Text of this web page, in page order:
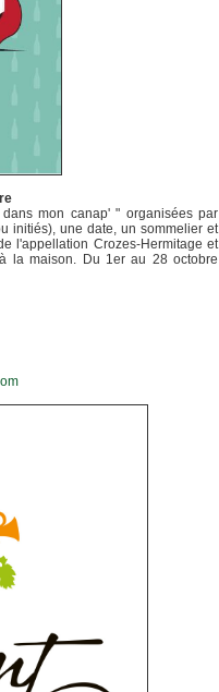
mon canap' " organisées par
initiés), une date, un sommelier et
l'appellation Crozes-Hermitage et
la maison. Du 1er au 28 octobre